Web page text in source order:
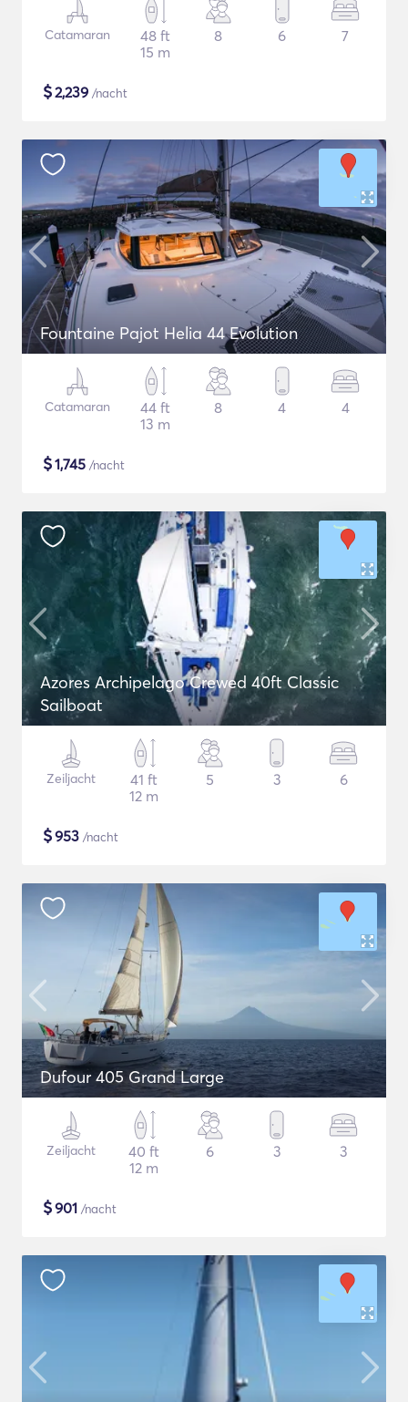
Catamaran
48 ft
15 m
8 6 7
$2,239 /nacht
Fountaine Pajot Helia 44 Evolution
Catamaran
44 ft
13 m
8 4 4
$1,745 /nacht
Azores Archipelago Crewed 40ft Classic
Sailboat
Zeiljacht
41 ft
12 m
5 3 6
$953 /nacht
Dufour 405 Grand Large
Zeiljacht
40 ft
12 m
6 3 3
$901 /nacht